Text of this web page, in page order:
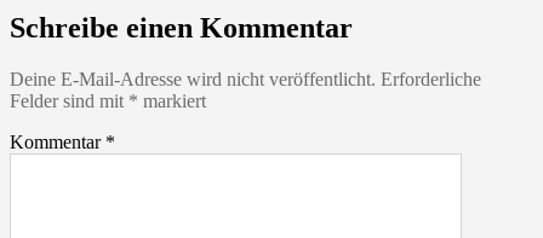
Schreibe einen Kommentar
Deine E-Mail-Adresse wird nicht veröffentlicht. Erforderliche
Felder sind mit * markiert
Kommentar *